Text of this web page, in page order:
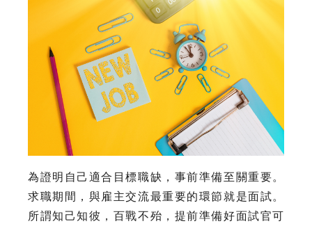
為證明自己適合目標職缺，事前準備至關重要。
求職期間，與雇主交流最重要的環節就是面試。
所謂知己知彼，百戰不殆，提前準備好面試官可